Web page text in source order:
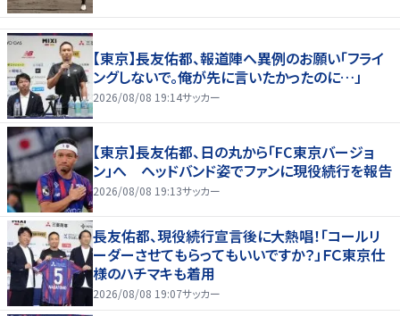
【東京】長友佑都、報道陣へ異例のお願い「フライ
ングしないで。俺が先に言いたかったのに…」
2026/08/08 19:14サッカー
【東京】長友佑都、日の丸から「FC東京バージョ
ン」へ ヘッドバンド姿でファンに現役続行を報告
2026/08/08 19:13サッカー
長友佑都、現役続行宣言後に大熱唱！「コールリ
ーダーさせてもらってもいいですか？」ＦＣ東京仕
様のハチマキも着用
2026/08/08 19:07サッカー